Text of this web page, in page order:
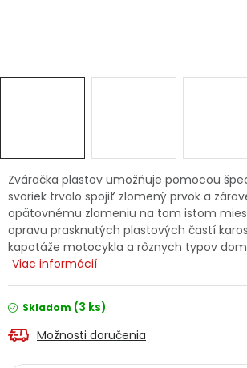
Servis náradia Hodnotenie
Doprava a platba Váš zákaznícky
Kontakty
PODPORA
Reklamačný formulár
Zváračka plastov umožňuje pomocou
svoriek trvalo spojiť zlomený prvok a
opätovnému zlomeniu na tom istom
opravu prasknutých plastových častí
kapotáže motocykla a rôznych typov
Viac informácií
Skladom (3 ks)
Možnosti doručenia